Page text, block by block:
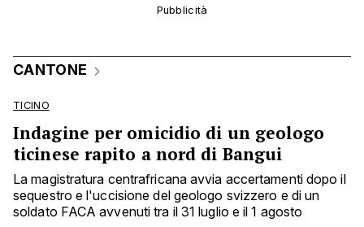
CANTONE
TICINO
Indagine per omicidio di un geologo
ticinese rapito a nord di Bangui
La magistratura centrafricana avvia accertamenti dopo il
sequestro e l'uccisione del geologo svizzero e di un
soldato FACA avvenuti tra il 31 luglio e il 1 agosto